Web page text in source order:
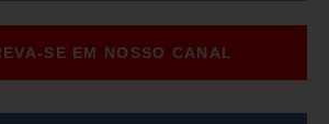
SE EM NOSSO CANAL